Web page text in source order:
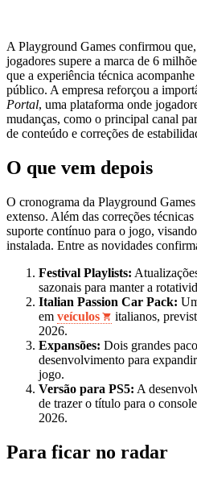
A Playground Games confirmou
jogadores supere a marca de 6
que a experiência técnica
público. A empresa reforçou a
Portal, uma plataforma onde
mudanças, como o principal canal
de conteúdo e correções de
O que vem depois
O cronograma da Playground
extenso. Além das correções
suporte contínuo para o jogo,
instalada. Entre as novidades
Festival Playlists:
sazonais para manter a
Italian Passion Car Pack:
em veículos
italianos,
2026.
Expansões: Dois grandes
desenvolvimento para
jogo.
Versão para PS5: A
de trazer o título para o
2026.
Para ficar no radar